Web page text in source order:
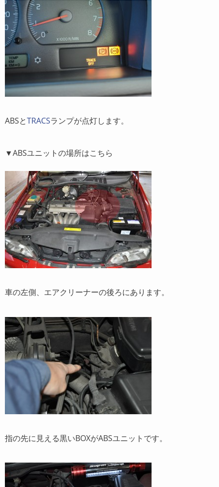
ABSとTRACSランプが点灯します。
▼ABSユニットの場所はこちら
車の左側、エアクリーナーの後ろにあります。
指の先に見える黒いBOXがABSユニットです。